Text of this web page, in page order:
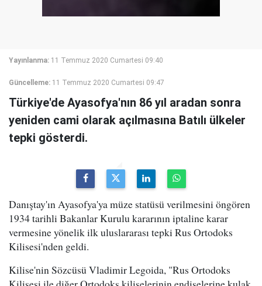
Yayınlanma: 11 Temmuz 2020 Cumartesi 09:40
Güncelleme: 11 Temmuz 2020 Cumartesi 09:47
Türkiye'de Ayasofya'nın 86 yıl aradan sonra
yeniden cami olarak açılmasına Batılı ülkeler
tepki gösterdi.
Danıştay'ın Ayasofya'ya müze statüsü verilmesini öngören
1934 tarihli Bakanlar Kurulu kararının iptaline karar
vermesine yönelik ilk uluslararası tepki Rus Ortodoks
Kilisesi'nden geldi.
Kilise'nin Sözcüsü Vladimir Legoida, "Rus Ortodoks